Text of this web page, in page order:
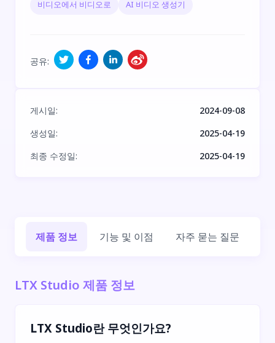
비디오에서 비디오로
AI 비디오 생성기
공유:
게시일:
2024-09-08
생성일:
2025-04-19
최종 수정일: 2025-04-19
제품 정보 기능 및 이점 자주 묻는 질문
LTX Studio 제품 정보
LTX Studio란 무엇인가요?